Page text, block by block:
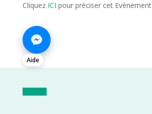
Cliquez ICI pour préciser cet Evènement
Aide